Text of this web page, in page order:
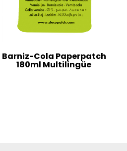
Barniz-Cola Paperpatch
180ml Multilingüe